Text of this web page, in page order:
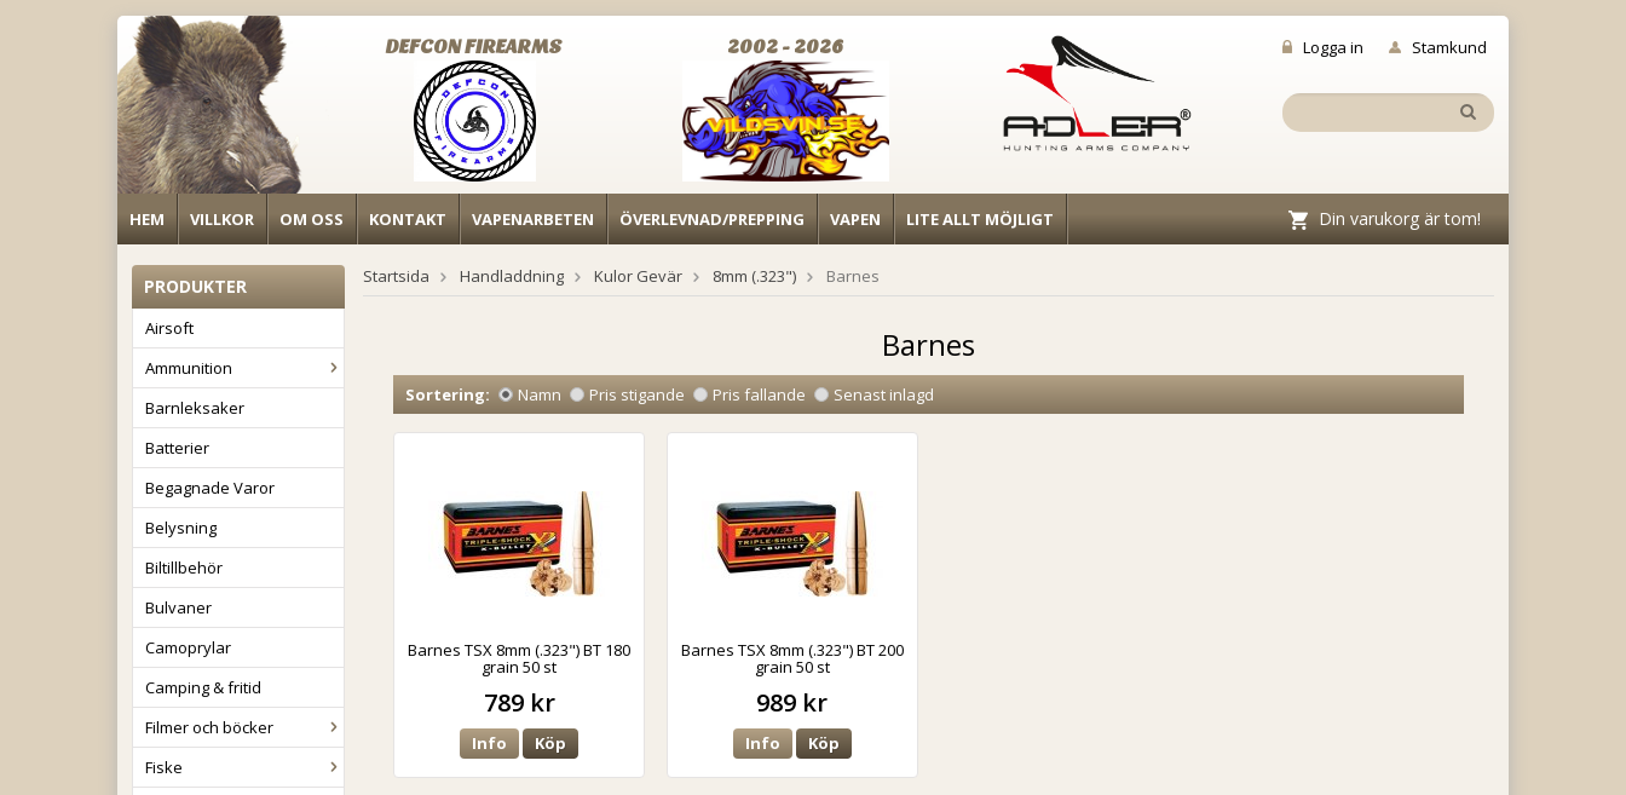
Logga in Stamkund
DEFCON FIREARMS 2002 - 2026
HEM VILLKOR OM OSS KONTAKT VAPENARBETEN ÖVERLEVNAD/PREPPING VAPEN LITE ALLT MÖJLIGT Din varukorg är tom!
PRODUKTER
Airsoft
Ammunition
Barnleksaker
Batterier
Begagnade Varor
Belysning
Biltillbehör
Bulvaner
Camoprylar
Camping & fritid
Filmer och böcker
Fiske
Startsida Handladdning Kulor Gevär 8mm (.323") Barnes
Barnes
Sortering: Namn Pris stigande Pris fallande Senast inlagd
Barnes TSX 8mm (.323") BT 180
grain 50 st
789 kr
Info Köp
Barnes TSX 8mm (.323") BT 200
grain 50 st
989 kr
Info Köp